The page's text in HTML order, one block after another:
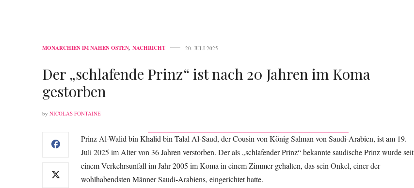
MONARCHIEN IM NAHEN OSTEN, NACHRICHT 20. JULI 2025
Der „schlafende Prinz“ ist nach 20 Jahren im Koma
gestorben
by NICOLAS FONTAINE
Prinz Al-Walid bin Khalid bin Talal Al-Saud, der Cousin von König Salman von Saudi-Arabien, ist am 19.
Juli 2025 im Alter von 36 Jahren verstorben. Der als „schlafender Prinz“ bekannte saudische Prinz wurde seit
einem Verkehrsunfall im Jahr 2005 im Koma in einem Zimmer gehalten, das sein Onkel, einer der
wohlhabendsten Männer Saudi-Arabiens, eingerichtet hatte.